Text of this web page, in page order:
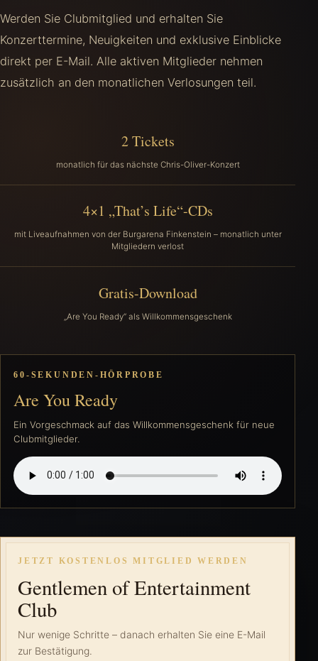
Werden Sie Clubmitglied und erhalten Sie
Konzerttermine, Neuigkeiten und exklusive Einblicke
direkt per E-Mail. Alle aktiven Mitglieder nehmen
zusätzlich an den monatlichen Verlosungen teil.
2 Tickets
monatlich für das nächste Chris-Oliver-Konzert
4×1 „That’s Life“-CDs
mit Liveaufnahmen von der Burgarena Finkenstein – monatlich unter
Mitgliedern verlost
Gratis-Download
„Are You Ready“ als Willkommensgeschenk
60-SEKUNDEN-HÖRPROBE
Are You Ready
Ein Vorgeschmack auf das Willkommensgeschenk für neue
Clubmitglieder.
JETZT KOSTENLOS MITGLIED WERDEN
Gentlemen of Entertainment
Club
Nur wenige Schritte – danach erhalten Sie eine E-Mail
zur Bestätigung.